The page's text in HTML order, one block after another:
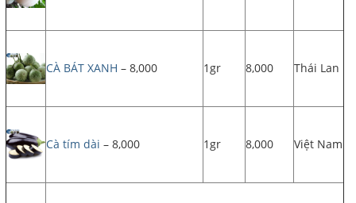
CÀ BÁT XANH – 8,000 1gr 8,000 Thái Lan
Cà tím dài – 8,000 1gr 8,000 Việt Nam